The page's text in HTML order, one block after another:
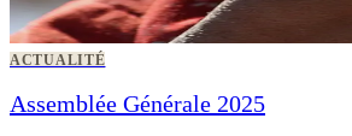
ACTUALITÉ
Assemblée Générale 2025